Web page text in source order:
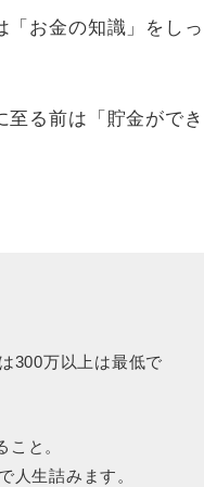
「お金の知識」をしっ
る前は「貯金ができ
300万以上は最低で
と。
人生詰みます。